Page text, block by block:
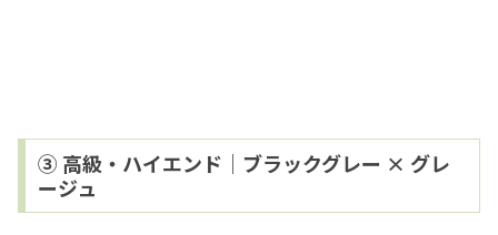
③ 高級・ハイエンド｜ブラックグレー × グレ
ージュ